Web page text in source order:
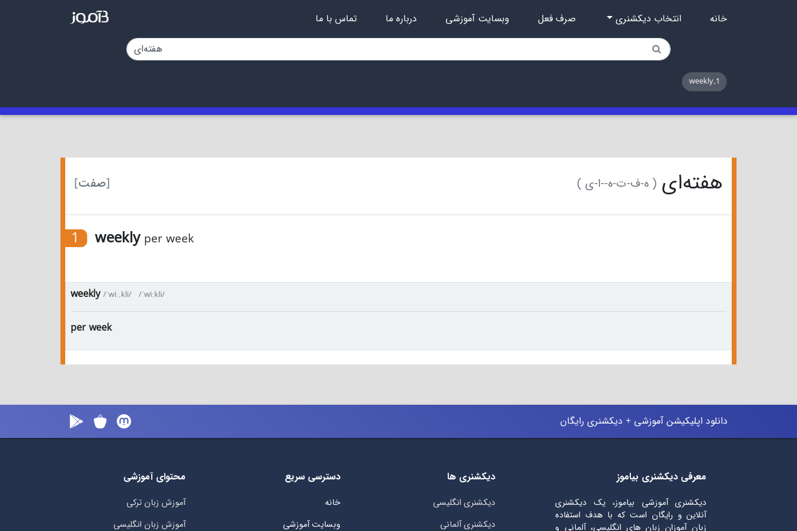
خانه انتخاب دیکشنری صرف فعل وبسایت آموزشی درباره ما تماس با ما
1.weekly
[صفت] هفته‌ای ( ه-ف-ت-ه-‌-ا-ی )
1 weekly per week
weekly /ˈwiː.kli/ /ˈwiːkli/
per week
دانلود اپلیکیشن آموزشی + دیکشنری رایگان
معرفی دیکشنری بیاموز
دیکشنری آموزشی بیاموز، یک دیکشنری
آنلاین و رایگان است که با هدف استفاده
زبان آموزان زبان های انگلیسی، آلمانی و
دیکشنری ها
دیکشنری انگلیسی
دیکشنری آلمانی
دسترسی سریع
خانه
وبسایت آموزشی
محتوای آموزشی
آموزش زبان ترکی
آموزش زبان انگلیسی